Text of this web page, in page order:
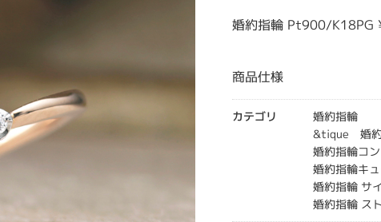
婚約指輪 Pt900/K18PG
商品仕様
カテゴリ
婚約指輪
&tique 婚
婚約指輪コ
婚約指輪キ
婚約指輪 サ
婚約指輪 ス